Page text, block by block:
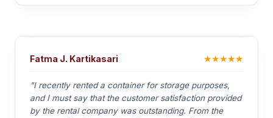
Fatma J. Kartikasari ★★★★★
"I recently rented a container for storage purposes,
and I must say that the customer satisfaction provided
by the rental company was outstanding. From the